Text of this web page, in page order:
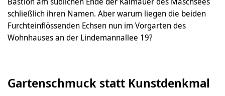
schließlich ihren Namen. Aber warum liegen die beiden
Furchteinflössenden Echsen nun im Vorgarten des
Wohnhauses an der Lindemannallee 19?
Gartenschmuck statt Kunstdenkmal